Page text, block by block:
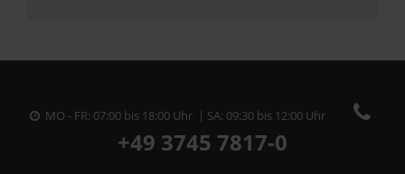
MO - FR: 07:00 bis 18:00 Uhr | SA: 09:30 bis 12:00 Uhr
+49 3745 7817-0